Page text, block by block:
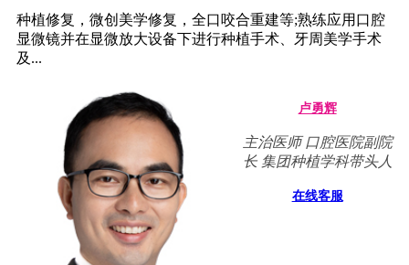
种植修复，微创美学修复，全口咬合重建等;熟练应用口腔
显微镜并在显微放大设备下进行种植手术、牙周美学手术
及...
卢勇辉
主治医师 口腔医院副院
长 集团种植学科带头人
在线客服